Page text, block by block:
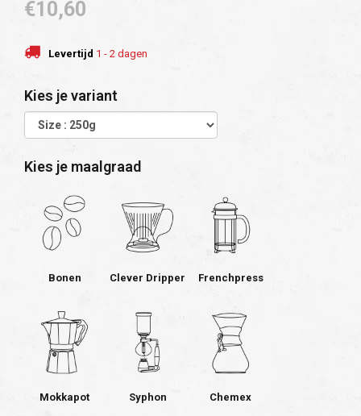
€10,60
Levertijd 1 - 2 dagen
Kies je variant
Kies je maalgraad
Bonen Clever Dripper Frenchpress
Mokkapot Syphon Chemex